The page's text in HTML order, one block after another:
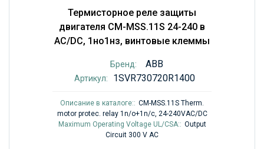
Термисторное реле защиты
двигателя CM-MSS.11S 24-240 в
AC/DC, 1но1нз, винтовые клеммы
Бренд: ABB
Артикул: 1SVR730720R1400
Описание в каталоге:: CM-MSS.11S Therm.
motor protec. relay 1n/o+1n/c, 24-240VAC/DC
Maximum Operating Voltage UL/CSA:: Output
Circuit 300 V AC